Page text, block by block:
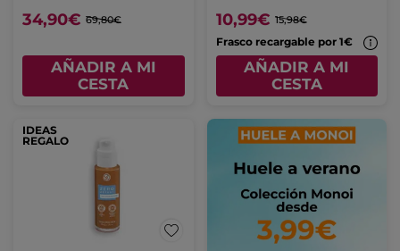
34,90€ 69,80€
AÑADIR A MI
CESTA
10,99€ 15,98€
Frasco recargable por 1€
AÑADIR A MI
CESTA
IDEAS
REGALO